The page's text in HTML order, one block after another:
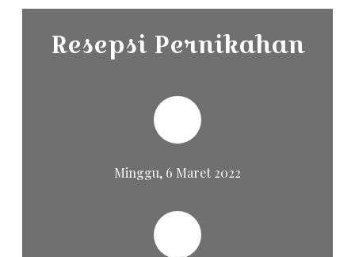
Resepsi Pernikahan
Minggu, 6 Maret 2022